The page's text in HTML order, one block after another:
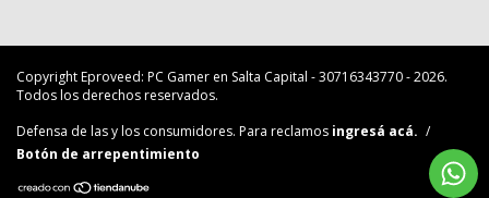
Copyright Eproveed: PC Gamer en Salta Capital - 30716343770 - 2026.
Todos los derechos reservados.
Defensa de las y los consumidores. Para reclamos ingresá acá. /
Botón de arrepentimiento